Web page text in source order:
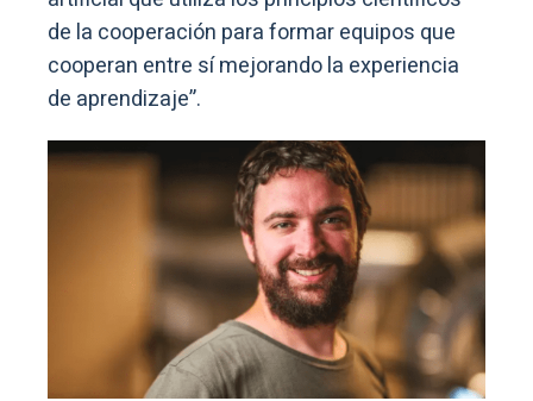
de la cooperación para formar equipos que
cooperan entre sí mejorando la experiencia
de aprendizaje”.